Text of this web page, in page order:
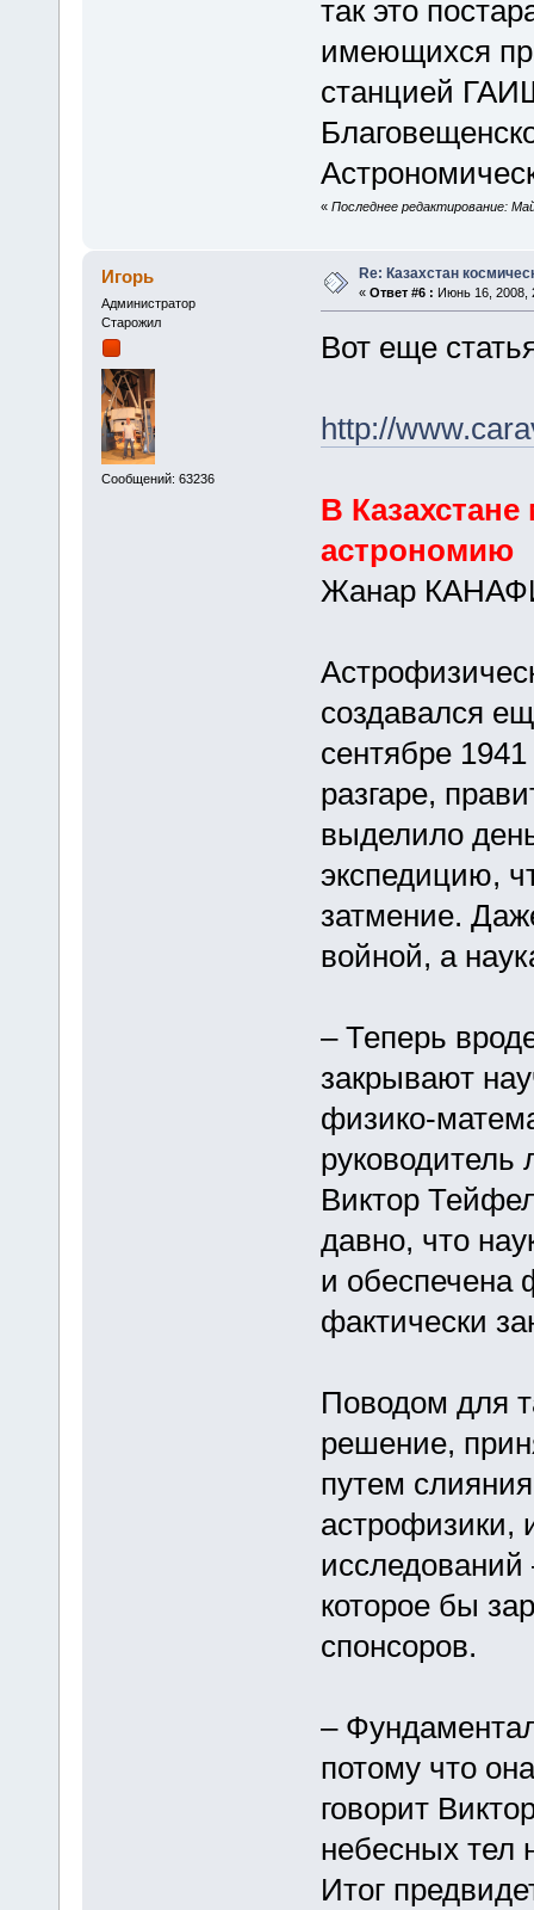
так это
имеющихся
станцией
« Последнее редактирование:
Игорь
Администратор
Старожил
Сообщений: 63236
Re: Казахстан
« Ответ #6 : Июнь 16, 2008,
Вот еще
http://
В
астрономию
Жанар
создавался
сентябре
разгаре,
выделило
экспедицию,
затмение.
войной, а
– Теперь
закрывают
физико-
Виктор
давно, что
и обеспечена
фактически
Поводом для
решение,
путем
астрофизики,
исследований
которое бы
спонсоров.
–
потому что
говорит
небесных тел
Итог